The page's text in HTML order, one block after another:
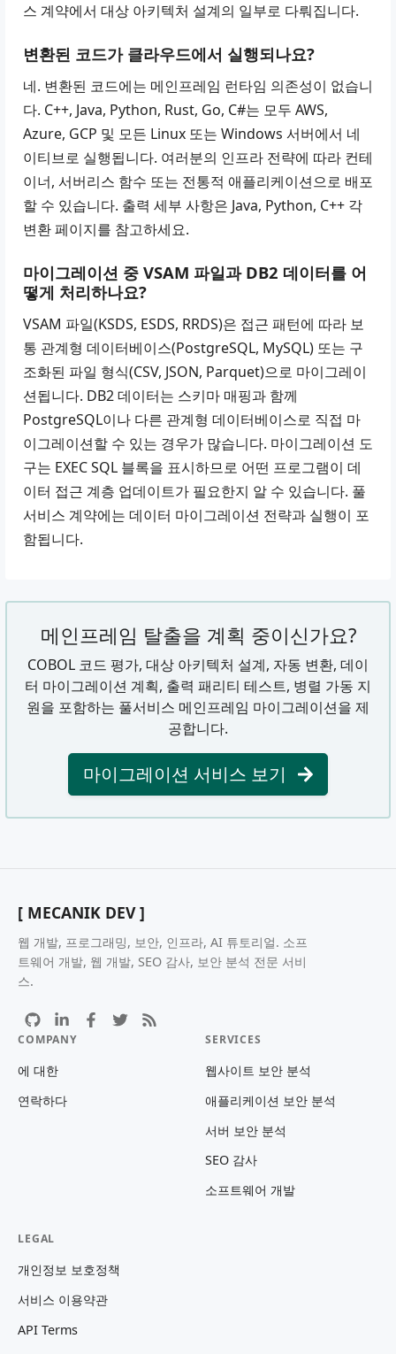
스 계약에서 대상 아키텍처 설계의 일부로 다뤄집니다.
변환된 코드가 클라우드에서 실행되나요?
네. 변환된 코드에는 메인프레임 런타임 의존성이 없습니
다. C++, Java, Python, Rust, Go, C#는 모두 AWS,
Azure, GCP 및 모든 Linux 또는 Windows 서버에서 네
이티브로 실행됩니다. 여러분의 인프라 전략에 따라 컨테
이너, 서버리스 함수 또는 전통적 애플리케이션으로 배포
할 수 있습니다. 출력 세부 사항은 Java, Python, C++ 각
변환 페이지를 참고하세요.
마이그레이션 중 VSAM 파일과 DB2 데이터를 어
떻게 처리하나요?
VSAM 파일(KSDS, ESDS, RRDS)은 접근 패턴에 따라 보
통 관계형 데이터베이스(PostgreSQL, MySQL) 또는 구
조화된 파일 형식(CSV, JSON, Parquet)으로 마이그레이
션됩니다. DB2 데이터는 스키마 매핑과 함께
PostgreSQL이나 다른 관계형 데이터베이스로 직접 마
이그레이션할 수 있는 경우가 많습니다. 마이그레이션 도
구는 EXEC SQL 블록을 표시하므로 어떤 프로그램이 데
이터 접근 계층 업데이트가 필요한지 알 수 있습니다. 풀
서비스 계약에는 데이터 마이그레이션 전략과 실행이 포
함됩니다.
메인프레임 탈출을 계획 중이신가요?
COBOL 코드 평가, 대상 아키텍처 설계, 자동 변환, 데이
터 마이그레이션 계획, 출력 패리티 테스트, 병렬 가동 지
원을 포함하는 풀서비스 메인프레임 마이그레이션을 제
공합니다.
마이그레이션 서비스 보기
[ MECANIK DEV ]
웹 개발, 프로그래밍, 보안, 인프라, AI 튜토리얼. 소프
트웨어 개발, 웹 개발, SEO 감사, 보안 분석 전문 서비
스.
COMPANY
에 대한
연락하다
SERVICES
웹사이트 보안 분석
애플리케이션 보안 분석
서버 보안 분석
SEO 감사
소프트웨어 개발
LEGAL
개인정보 보호정책
서비스 이용약관
API Terms